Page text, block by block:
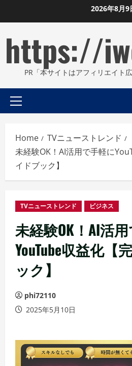
to
2026年8月9
https://
PR「本サイトはアフィリエイト
Primary
Home
TVニューストレンド
未経験OK！AI活用で手軽に
イドブック】
TVニューストレンド ビジネス
未経験OK！AI活
YouTube収益化【
ック】
phi72110
2025年5月10日